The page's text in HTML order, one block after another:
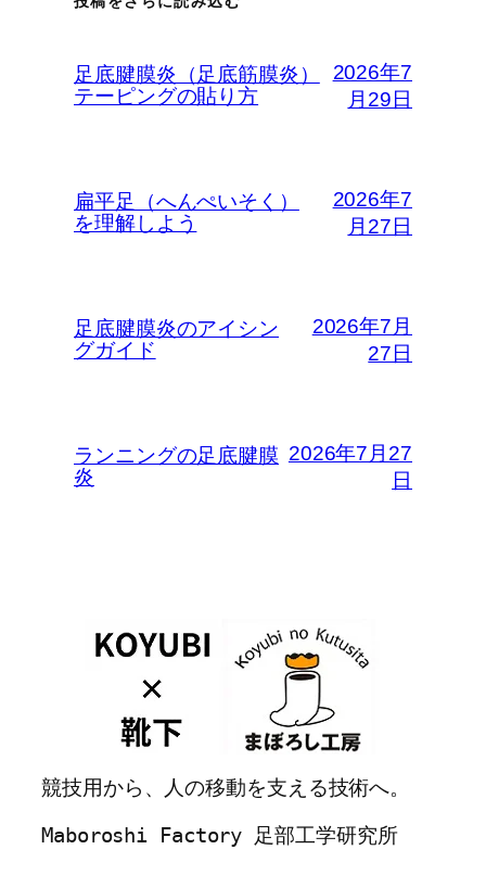
足底腱膜炎（足底筋膜炎）
テーピングの貼り方
2026年7
月29日
扁平足（へんぺいそく）
を理解しよう
2026年7
月27日
足底腱膜炎のアイシン
グガイド
2026年7月
27日
ランニングの足底腱膜
炎
2026年7月27
日
競技用から、人の移動を支える技術へ。
Maboroshi Factory 足部工学研究所